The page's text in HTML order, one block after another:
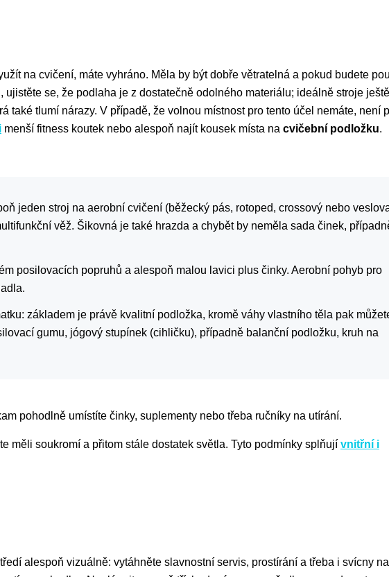
na cvičení, máte vyhráno. Měla by být dobře větratelná a pokud budete
ujistěte se, že podlaha je z dostatečně odolného materiálu; ideálně stroje
také tlumí nárazy. V případě, že volnou místnost pro tento účel nemáte, není
menší fitness koutek nebo alespoň najít kousek místa na cvičební podložku.
jeden stroj na aerobní cvičení (běžecký pás, rotoped, crossový nebo
věž. Šikovná je také hrazda a chybět by neměla sada činek,
posilovacích popruhů a alespoň malou lavici plus činky. Aerobní pohyb pro
základem je právě kvalitní podložka, kromě váhy vlastního těla pak
gumu, jógový stupínek (cihličku), případně balanční podložku, kruh na
pohodlně umístíte činky, suplementy nebo třeba ručníky na utírání.
měli soukromí a přitom stále dostatek světla. Tyto podmínky splňují vnitřní i
alespoň vizuálně: vytáhněte slavnostní servis, prostírání a třeba i svícny